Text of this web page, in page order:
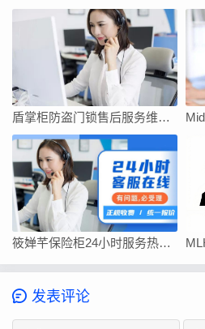
盾掌柜防盗门锁售后服务维修电话-售后400服务电话是多少
筱婵芊保险柜24小时服务热线售后故障报修电话
发表评论